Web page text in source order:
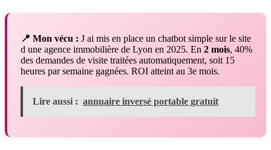
📍 Mon vécu : J ai mis en place un chatbot simple sur le site
d une agence immobilière de Lyon en 2025. En 2 mois, 40%
des demandes de visite traitées automatiquement, soit 15
heures par semaine gagnées. ROI atteint au 3e mois.
Lire aussi : annuaire inversé portable gratuit